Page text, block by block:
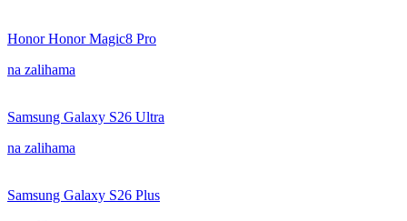
Honor Honor Magic8 Pro
na zalihama
Samsung Galaxy S26 Ultra
na zalihama
Samsung Galaxy S26 Plus